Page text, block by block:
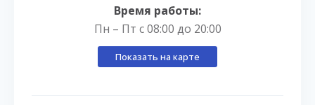
Время работы:
Пн – Пт с 08:00 до 20:00
Показать на карте